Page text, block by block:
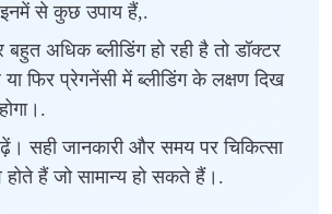
इनमें से कुछ उपाय हैं,.
अधिक ब्लीडिंग हो रही है तो डॉक्टर
फिर प्रेगनेंसी में ब्लीडिंग के लक्षण दिख
सही जानकारी और समय पर चिकित्सा
हैं जो सामान्य हो सकते हैं।.